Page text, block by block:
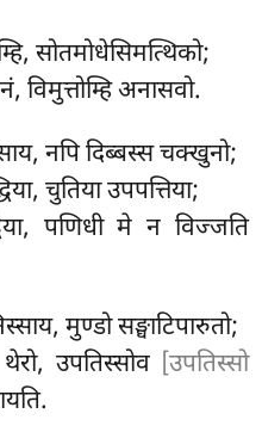
सोतमोधेसिमत्थिको;
अनासवो.
नपि दिब्बस्स चक्खुनो;
चुतिया उपपत्तिया;
पणिधी मे न विज्जति
मुण्डो सङ्घाटिपारुतो;
उपतिस्सोव [उपतिस्सो